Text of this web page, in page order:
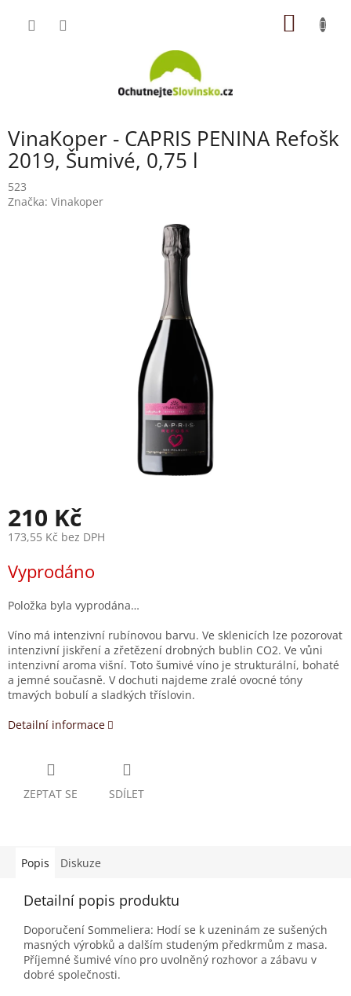
VinaKoper - CAPRIS PENINA Refošk
2019, Šumivé, 0,75 l
523
Značka: Vinakoper
210 Kč
173,55 Kč bez DPH
cena:
Vyprodáno
Položka byla vyprodána…
Víno má intenzivní rubínovou barvu. Ve sklenicích lze pozorovat
intenzivní jiskření a zřetězení drobných bublin CO2. Ve vůni
intenzivní aroma višní. Toto šumivé víno je strukturální, bohaté
a jemné současně. V dochuti najdeme zralé ovocné tóny
tmavých bobulí a sladkých tříslovin.
Detailní informace
ZEPTAT SE SDÍLET
Popis Diskuze
Detailní popis produktu
Doporučení Sommeliera: Hodí se k uzeninám ze sušených
masných výrobků a dalším studeným předkrmům z masa.
Příjemné šumivé víno pro uvolněný rozhovor a zábavu v
dobré společnosti.